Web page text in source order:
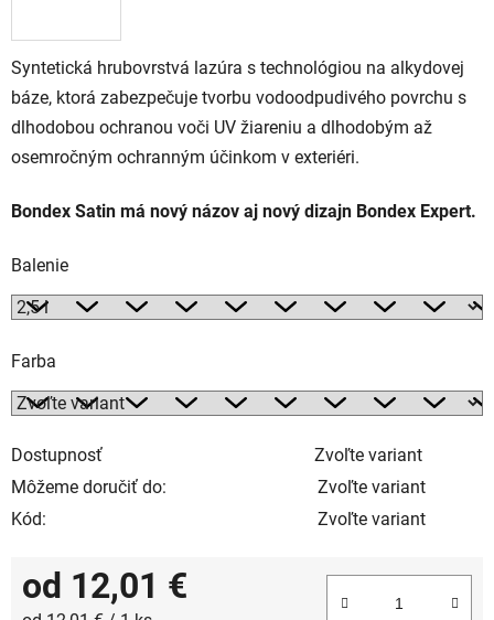
Syntetická hrubovrstvá lazúra s technológiou na alkydovej
báze, ktorá zabezpečuje tvorbu vodoodpudivého povrchu s
dlhodobou ochranou voči UV žiareniu a dlhodobým až
osemročným ochranným účinkom v exteriéri.
Bondex Satin má nový názov aj nový dizajn Bondex Expert.
Balenie
Farba
Dostupnosť
Zvoľte variant
Môžeme doručiť do:
Zvoľte variant
Kód:
Zvoľte variant
od 12,01 €